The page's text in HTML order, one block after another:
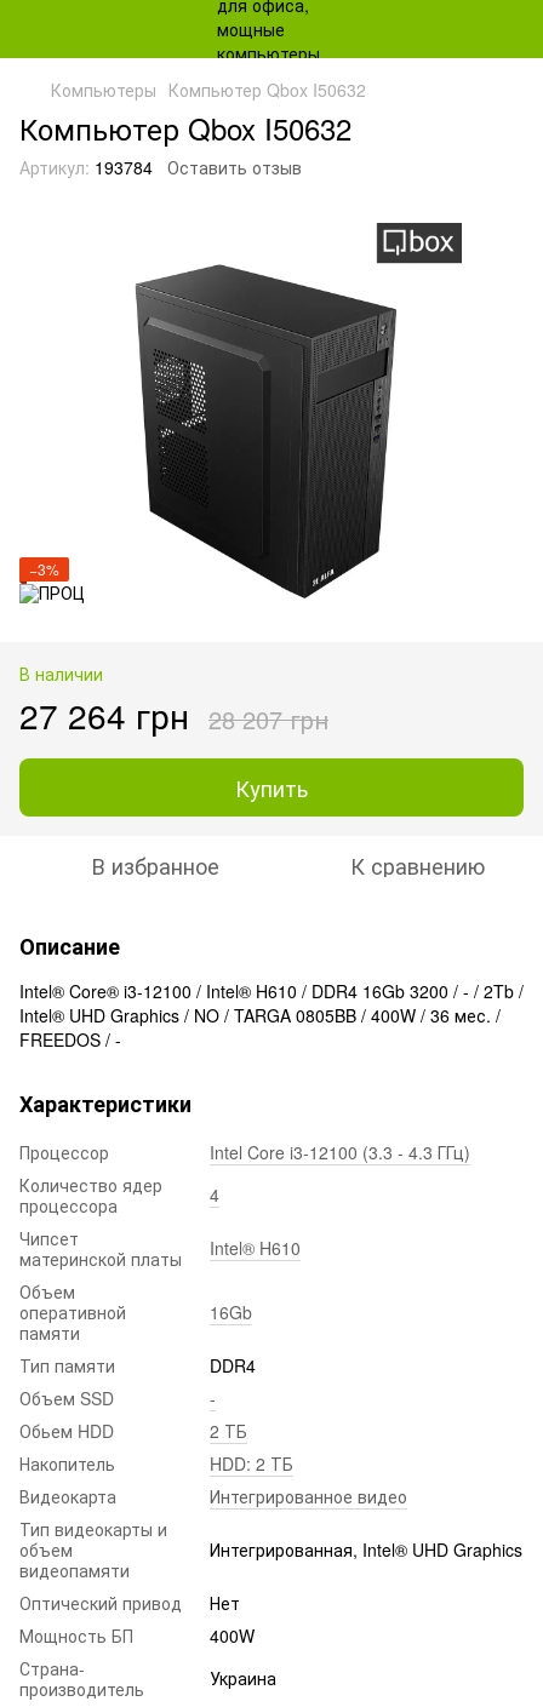
Компьютеры Компьютер Qbox I50632
Компьютер Qbox I50632
Артикул: 193784 Оставить отзыв
−3%
В наличии
27 264 грн 28 207 грн
Купить
В избранное К сравнению
Описание
Intel® Core® i3-12100 / Intel® H610 / DDR4 16Gb 3200 / - / 2Tb /
Intel® UHD Graphics / NO / TARGA 0805BB / 400W / 36 мес. /
FREEDOS / -
Характеристики
Процессор
Intel Core i3-12100 (3.3 - 4.3 ГГц)
Количество ядер
процессора
4
Чипсет
материнской платы
Intel® H610
Объем
оперативной
памяти
16Gb
Тип памяти
DDR4
Объем SSD
-
Обьем HDD
2 ТБ
Накопитель
HDD: 2 ТБ
Видеокарта
Интегрированное видео
Тип видеокарты и
объем
видеопамяти
Интегрированная, Intel® UHD Graphics
Оптический привод
Нет
Мощность БП
400W
Страна-
производитель
Украина